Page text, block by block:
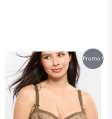
Promo !
Le
prix
initial
était :
Le
prix
actuel
est :
99,00 €.